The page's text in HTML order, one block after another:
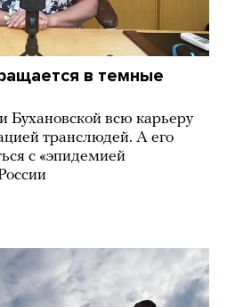
в темные
Бухановской всю карьеру
транслюдей. А его
с «эпидемией